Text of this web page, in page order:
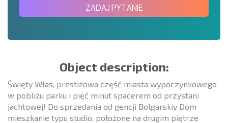
ZADAJ PYTANIE
Object description:
Święty Włas, prestiżowa część miasta wypoczynkowego
w pobliżu parku i pięć minut spacerem od przystani
jachtowej! Do sprzedania od gencji Bolgarskiy Dom
mieszkanie typu studio, położone na drugim piętrze